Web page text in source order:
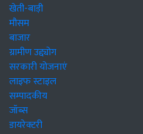
खेती-बाड़ी
मौसम
बाजार
ग्रामीण उद्द्योग
सरकारी योजनाएं
लाइफ स्टाइल
सम्पादकीय
जॉब्स
डायरेक्टरी